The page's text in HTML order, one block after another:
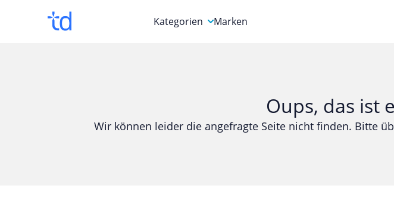
Kategorien
Computer & Elektronik
Gesundheit & Beauty
Mobilfunk & Internet
Marken
Oups, das ist
Wir können leider die angefragte Seite nicht finden. Bitte